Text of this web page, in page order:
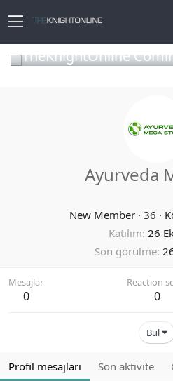
TheKnightOnline
Ayurveda
New Member · 36 ·
Katılım 26
Son görülme
Mesajlar
0
Reaction
0
Bul
Profil mesajları Son aktivite